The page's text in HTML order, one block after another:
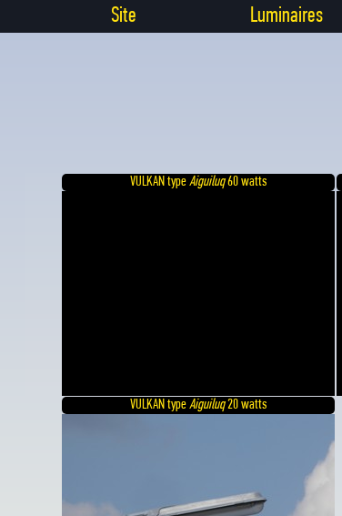
Site Luminaires
VULKAN typeAiguiluq60 watts
VULKAN typeAiguiluq20 watts